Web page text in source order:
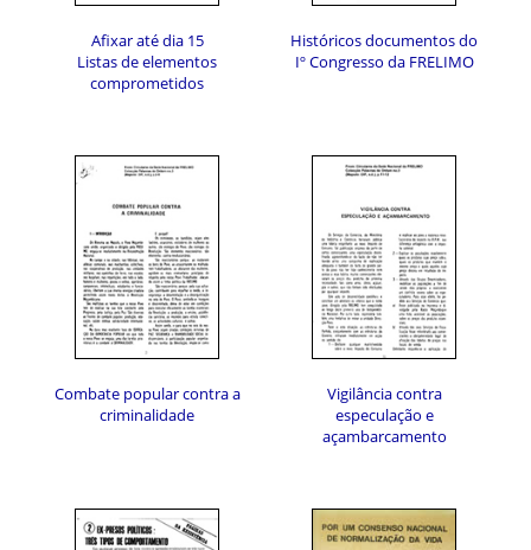
Afixar até dia 15
Listas de elementos
comprometidos
Históricos documentos do
Iº Congresso da FRELIMO
Combate popular contra a
criminalidade
Vigilância contra
especulação e
açambarcamento